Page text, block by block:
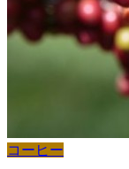
コーヒー